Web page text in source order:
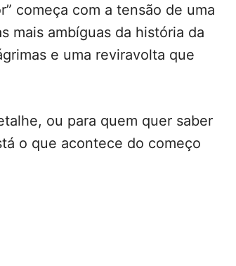
começa com a tensão de uma
mais ambíguas da história da
e uma reviravolta que
ou para quem quer saber
o que acontece do começo